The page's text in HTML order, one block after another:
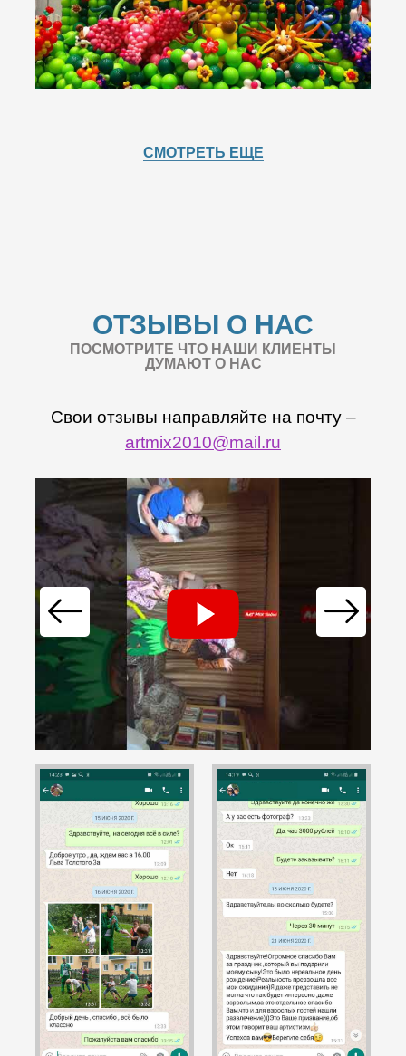
СМОТРЕТЬ ЕЩЕ
ОТЗЫВЫ О НАС
ПОСМОТРИТЕ ЧТО НАШИ КЛИЕНТЫ
ДУМАЮТ О НАС
Свои отзывы направляйте на почту –
artmix2010@mail.ru